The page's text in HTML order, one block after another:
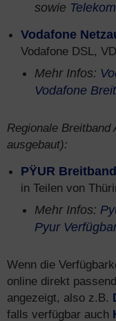
sowie
Vodafone
Vodafone DSL,
Mehr Infos:
Vodafone
Regionale Breitband
ausgebaut):
PŸUR
in Teilen von
Mehr Infos:
Pyur
Wenn die
online direkt
angezeigt, also z.B.
falls verfügbar auch